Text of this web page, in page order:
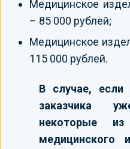
Медицинское
– 85 000 рублей;
Медицинское
115 000 рублей.
В случае, если
заказчика
некоторые из
медицинского